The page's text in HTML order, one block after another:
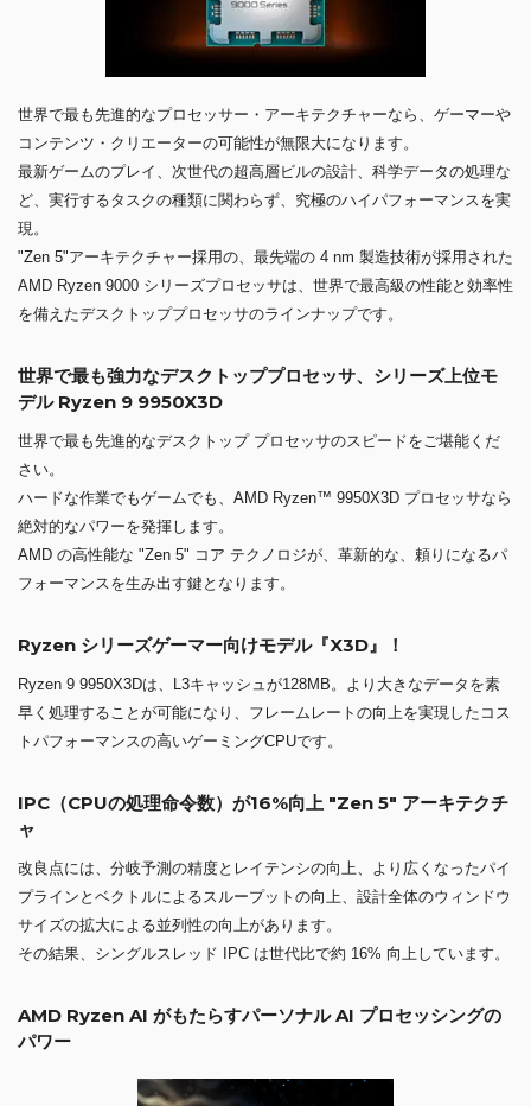
世界で最も先進的なプロセッサー・アーキテクチャーなら、ゲーマーや
コンテンツ・クリエーターの可能性が無限大になります。
最新ゲームのプレイ、次世代の超高層ビルの設計、科学データの処理な
ど、実行するタスクの種類に関わらず、究極のハイパフォーマンスを実
現。
"Zen 5"アーキテクチャー採用の、最先端の 4 nm 製造技術が採用された
AMD Ryzen 9000 シリーズプロセッサは、世界で最高級の性能と効率性
を備えたデスクトッププロセッサのラインナップです。
世界で最も強力なデスクトッププロセッサ、シリーズ上位モ
デル Ryzen 9 9950X3D
世界で最も先進的なデスクトップ プロセッサのスピードをご堪能くだ
さい。
ハードな作業でもゲームでも、AMD Ryzen™ 9950X3D プロセッサなら
絶対的なパワーを発揮します。
AMD の高性能な "Zen 5" コア テクノロジが、革新的な、頼りになるパ
フォーマンスを生み出す鍵となります。
Ryzen シリーズゲーマー向けモデル『X3D』！
Ryzen 9 9950X3Dは、L3キャッシュが128MB。より大きなデータを素
早く処理することが可能になり、フレームレートの向上を実現したコス
トパフォーマンスの高いゲーミングCPUです。
IPC（CPUの処理命令数）が16%向上 "Zen 5" アーキテクチ
ャ
改良点には、分岐予測の精度とレイテンシの向上、より広くなったパイ
プラインとベクトルによるスループットの向上、設計全体のウィンドウ
サイズの拡大による並列性の向上があります。
その結果、シングルスレッド IPC は世代比で約 16% 向上しています。
AMD Ryzen AI がもたらすパーソナル AI プロセッシングの
パワー